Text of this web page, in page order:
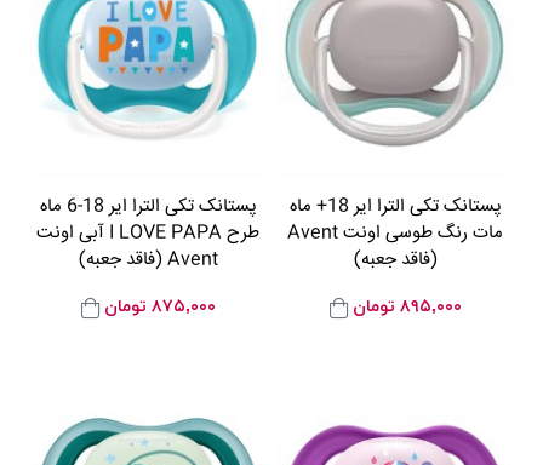
پستانک تکی الترا ایر 18+ ماه
مات رنگ طوسی اونت Avent
(فاقد جعبه)
۸۹۵,۰۰۰ تومان
پستانک تکی الترا ایر 18-6 ماه
طرح I LOVE PAPA آبی اونت
Avent (فاقد جعبه)
۸۷۵,۰۰۰ تومان